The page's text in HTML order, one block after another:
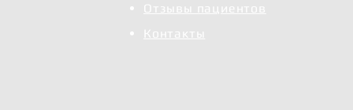
Отзывы пациентов
Контакты